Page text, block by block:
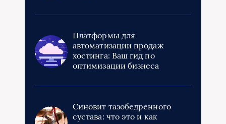
Платформы для
автоматизации продаж
хостинга: Ваш гид по
оптимизации бизнеса
Синовит тазобедренного
сустава: что это и как